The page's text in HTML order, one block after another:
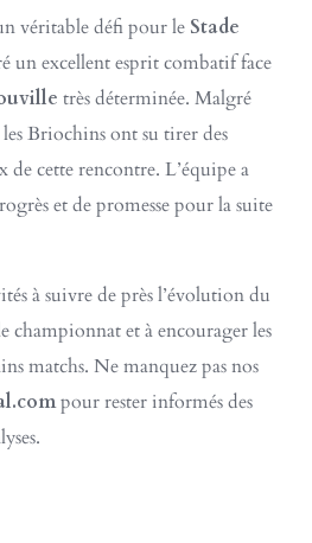
véritable défi pour le Stade
un excellent esprit combatif face
très déterminée. Malgré
les Briochins ont su tirer des
de cette rencontre. L’équipe a
et de promesse pour la suite
à suivre de près l’évolution du
championnat et à encourager les
matchs. Ne manquez pas nos
pour rester informés des